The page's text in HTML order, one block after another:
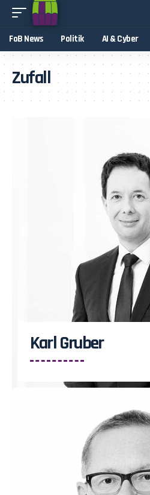
FoB News Politik AI & Cyber
Zufall
Karl Gruber